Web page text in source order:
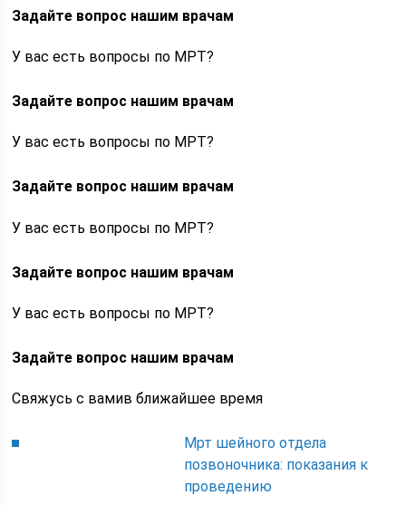
Задайте вопрос нашим врачам
У вас есть вопросы по МРТ?
Задайте вопрос нашим врачам
У вас есть вопросы по МРТ?
Задайте вопрос нашим врачам
У вас есть вопросы по МРТ?
Задайте вопрос нашим врачам
У вас есть вопросы по МРТ?
Задайте вопрос нашим врачам
Свяжусь с вамив ближайшее время
Мрт шейного отдела
позвоночника: показания к
проведению